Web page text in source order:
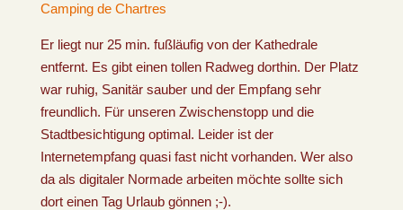
Camping de Chartres
Er liegt nur 25 min. fußläufig von der Kathedrale
entfernt. Es gibt einen tollen Radweg dorthin. Der Platz
war ruhig, Sanitär sauber und der Empfang sehr
freundlich. Für unseren Zwischenstopp und die
Stadtbesichtigung optimal. Leider ist der
Internetempfang quasi fast nicht vorhanden. Wer also
da als digitaler Normade arbeiten möchte sollte sich
dort einen Tag Urlaub gönnen ;-).